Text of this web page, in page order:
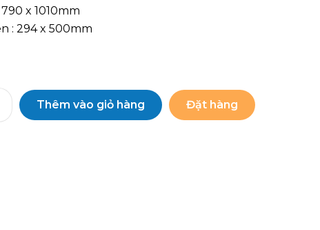
x 1010mm
: 294 x 500mm
Thêm vào giỏ hàng Đặt hàng